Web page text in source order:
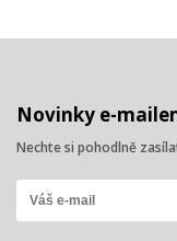
Novinky e-
Nechte si pohodlně